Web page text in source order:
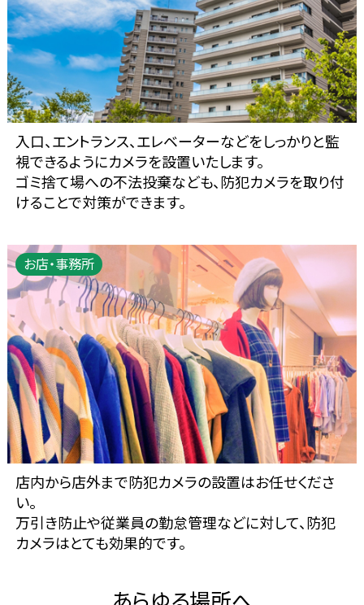
入口、エントランス、エレベーターなどをしっかりと監
視できるようにカメラを設置いたします。
ゴミ捨て場への不法投棄なども、防犯カメラを取り付
けることで対策ができます。
お店・事務所
店内から店外まで防犯カメラの設置はお任せくださ
い。
万引き防止や従業員の勤怠管理などに対して、防犯
カメラはとても効果的です。